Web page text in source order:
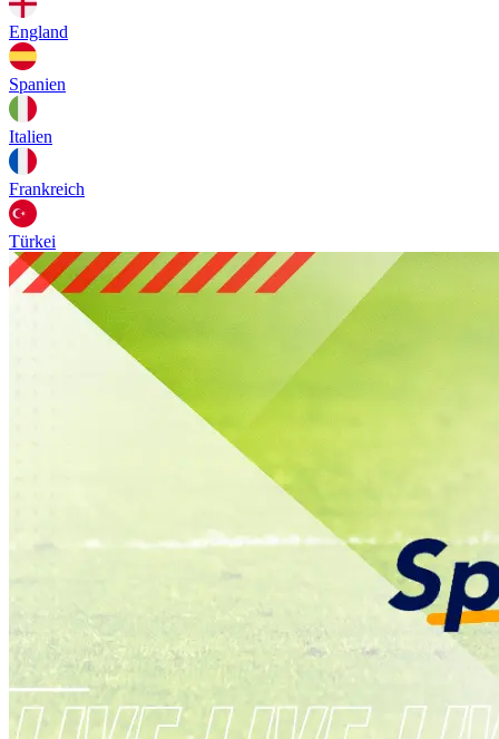
England
Spanien
Italien
Frankreich
Türkei